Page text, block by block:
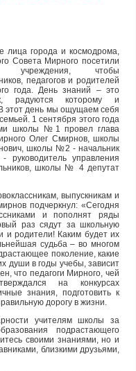
лица города и космодрома,
Совета Мирного посетили
учреждения, чтобы
педагогов и родителей
года. День знаний – это
радуются которому и
этот день мы ощущаем себя
1 сентября этого года
школы №1 провел глава
Олег Смирнов, школы
школы №2 - начальник
управления
школы № 4 депутат
выпускникам и
подчеркнул: «Сегодня
и пополнят ряды
раз сядут за школьную
и родители! Каким будет их
судьба – во многом
поколение, какие
души в годы учебы, зависит
что педагоги Мирного, чей
на конкурсах
знания, подготовить к
дорогу в жизни.
учителям школы за
подрастающего
своими знаниями, но и
близкими друзьями,